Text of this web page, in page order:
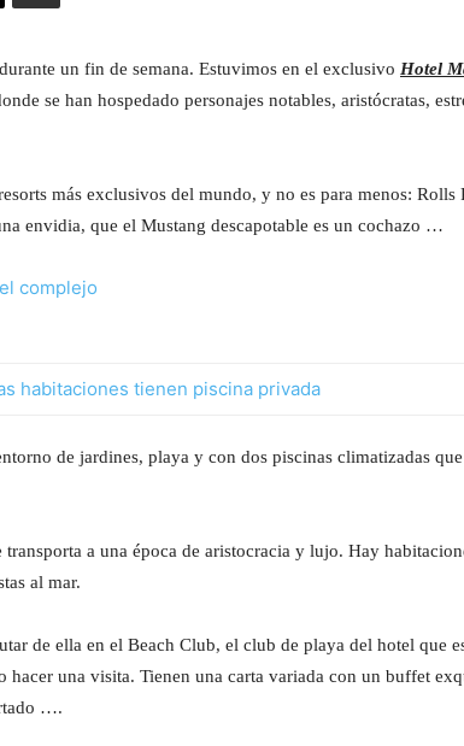
un fin de semana. Estuvimos en el exclusivo Hotel
se han hospedado personajes notables, aristócratas,
más exclusivos del mundo, y no es para menos: Rolls
envidia, que el Mustang descapotable es un cochazo …
de jardines, playa y con dos piscinas climatizadas que
a una época de aristocracia y lujo. Hay
al mar.
de ella en el Beach Club, el club de playa del hotel que
una visita. Tienen una carta variada con un buffet
….